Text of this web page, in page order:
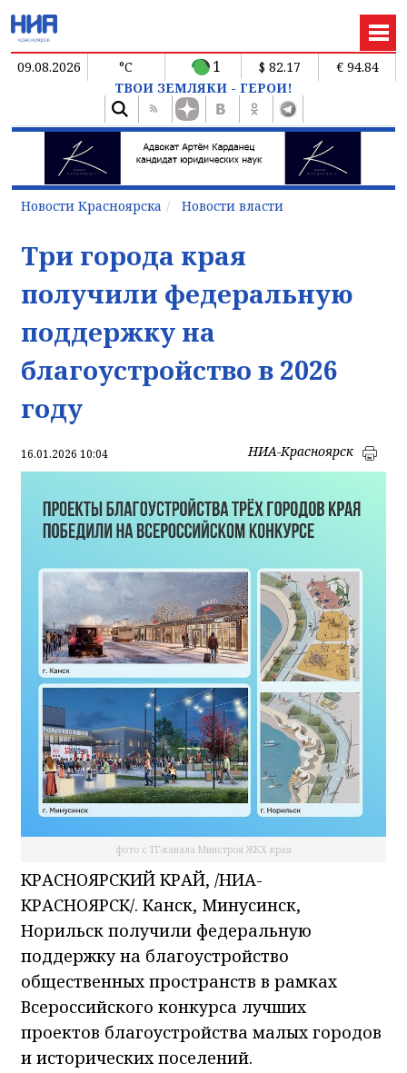
09.08.2026 °C 1 $ 82.17
€ 94.84
ТВОИ ЗЕМЛЯКИ - ГЕРОИ!
Новости Красноярска Новости власти
Три города края
получили федеральную
поддержку на
благоустройство в 2026
году
16.01.2026 10:04 НИА-Красноярск
фото с ТГ-канала Минстроя ЖКХ края
КРАСНОЯРСКИЙ КРАЙ, /НИА-
КРАСНОЯРСК/. Канск, Минусинск,
Норильск получили федеральную
поддержку на благоустройство
общественных пространств в рамках
Всероссийского конкурса лучших
проектов благоустройства малых городов
и исторических поселений.